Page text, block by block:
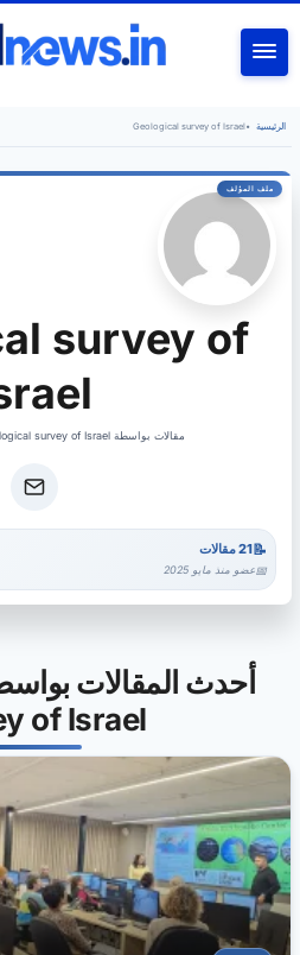
الرئيسية •
Geological survey of Israel
survey of
مقالات بواسطة Geological survey of Israel على israelnews.in.
21 مقالات
عضو منذ مايو 2025
of Israel